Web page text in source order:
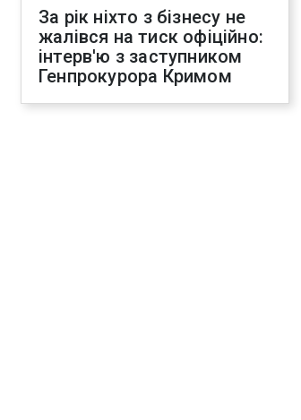
За рік ніхто з бізнесу не
жалівся на тиск офіційно:
інтерв'ю з заступником
Генпрокурора Кримом